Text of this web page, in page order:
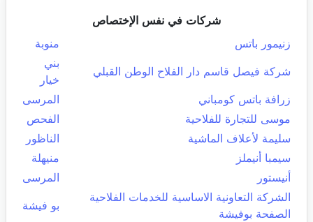
شركات في نفس الإختصاص
زنيمور باتس
منوبة
شركة فيصل قاسم دار الفلاح الوطن القبلي
بني
خيار
زرافة باتس كومباني
المرسى
موسى للتجارة للفلاحية
الفحص
سليمة لأعلاف الماشية
الناظور
سيمبا أنيملز
منيهلة
أنيستور
المرسى
الشركة التعاونية الاساسية للخدمات الفلاحية
الصفحة بوفيشة
بو فيشة